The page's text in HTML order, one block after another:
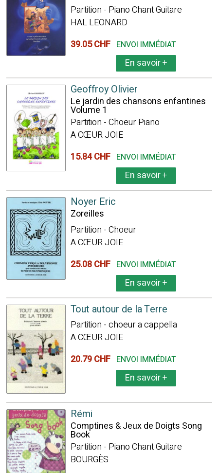
Partition - Piano Chant Guitare
HAL LEONARD
39.05 CHF ENVOI IMMÉDIAT
En savoir+
Geoffroy Olivier
Le jardin des chansons enfantines
Volume 1
Partition - Choeur Piano
A CŒUR JOIE
15.84 CHF ENVOI IMMÉDIAT
En savoir+
Noyer Eric
Zoreilles
Partition - Choeur
A CŒUR JOIE
25.08 CHF ENVOI IMMÉDIAT
En savoir+
Tout autour de la Terre
Partition - choeur a cappella
A CŒUR JOIE
20.79 CHF ENVOI IMMÉDIAT
En savoir+
Rémi
Comptines & Jeux de Doigts Song
Book
Partition - Piano Chant Guitare
BOURGÈS